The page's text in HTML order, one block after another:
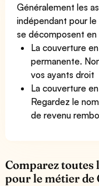
Généralement les
indépendant pour
se décomposent
La couverture
permanente.
vos ayants droit
La couverture
Regardez le
de revenu
Comparez toutes
pour le métier de